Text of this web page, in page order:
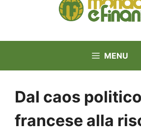
MENU
Dal caos politico
francese alla